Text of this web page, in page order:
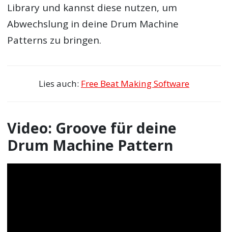
Library und kannst diese nutzen, um
Abwechslung in deine Drum Machine
Patterns zu bringen.
Lies auch: Free Beat Making Software
Video: Groove für deine
Drum Machine Pattern